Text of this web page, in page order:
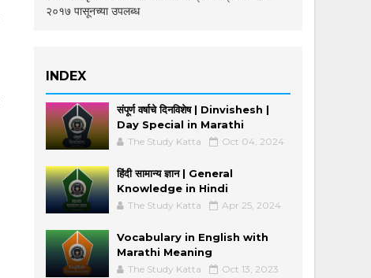
२०१७ पासूनच्या उपलब्ध
INDEX
संपूर्ण वर्षाचे दिनविशेष | Dinvishesh |
Day Special in Marathi
The Study Katta Oct 04, 2024
हिंदी सामान्य ज्ञान | General
Knowledge in Hindi
The Study Katta Apr 25, 2024
Vocabulary in English with
Marathi Meaning
The Study Katta Oct 13, 2023